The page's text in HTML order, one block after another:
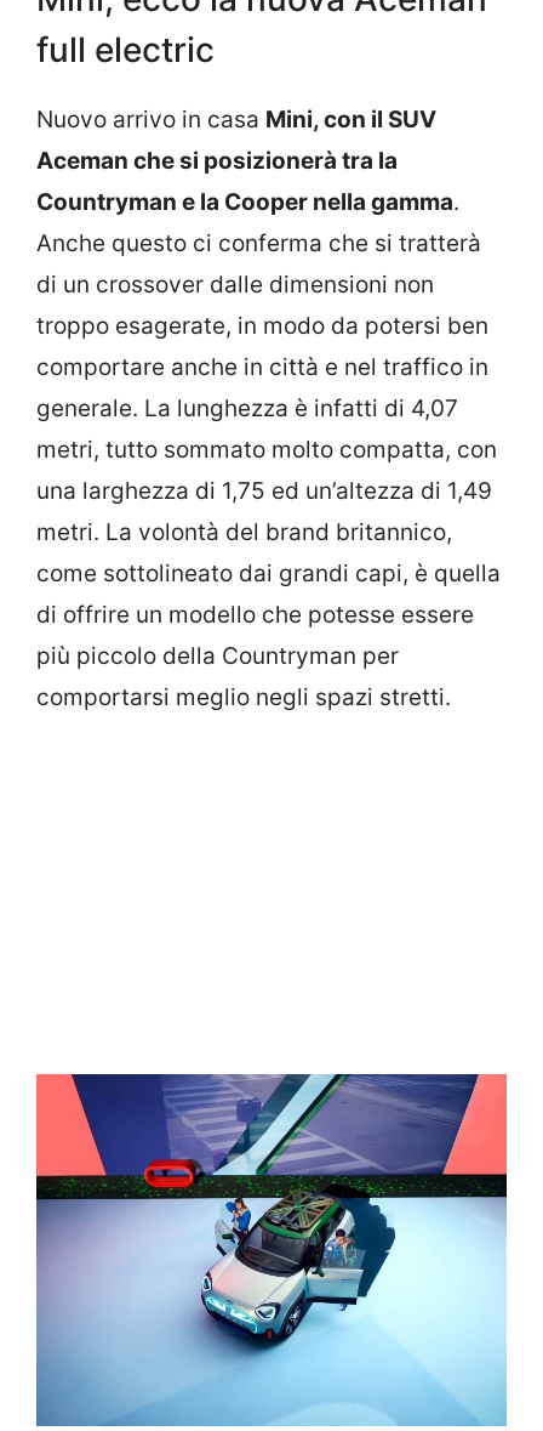
full electric
Nuovo arrivo in casa Mini, con il SUV
Aceman che si posizionerà tra la
Countryman e la Cooper nella gamma.
Anche questo ci conferma che si tratterà
di un crossover dalle dimensioni non
troppo esagerate, in modo da potersi ben
comportare anche in città e nel traffico in
generale. La lunghezza è infatti di 4,07
metri, tutto sommato molto compatta, con
una larghezza di 1,75 ed un’altezza di 1,49
metri. La volontà del brand britannico,
come sottolineato dai grandi capi, è quella
di offrire un modello che potesse essere
più piccolo della Countryman per
comportarsi meglio negli spazi stretti.